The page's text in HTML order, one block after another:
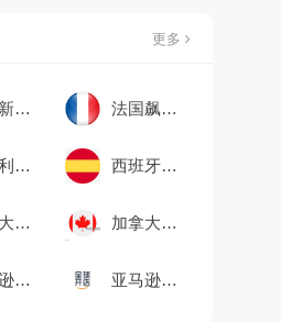
更多
法国新品榜 法国飙升榜
意大利销售榜 西班牙新品榜
加拿大飙升榜 加拿大Best Seller
亚马逊品牌运营 亚马逊多渠道配送（MCF）